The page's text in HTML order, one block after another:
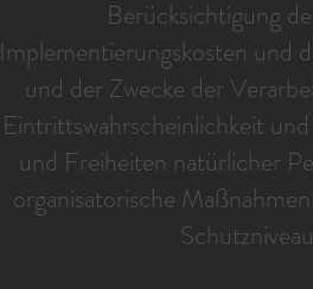
Berücksichtigung
Implementierungskosten und
und der Zwecke der
Eintrittswahrscheinlichkeit
und Freiheiten natürlicher
organisatorische